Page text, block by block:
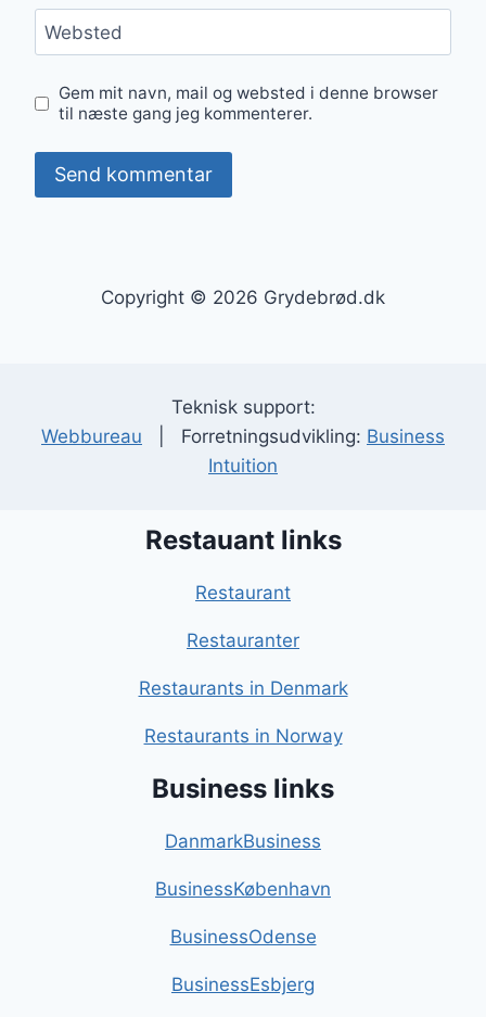
Websted
Gem mit navn, mail og websted i denne browser
til næste gang jeg kommenterer.
Copyright © 2026 Grydebrød.dk
Teknisk support:
Webbureau | Forretningsudvikling: Business
Intuition
Restauant links
Restaurant
Restauranter
Restaurants in Denmark
Restaurants in Norway
Business links
DanmarkBusiness
BusinessKøbenhavn
BusinessOdense
BusinessEsbjerg